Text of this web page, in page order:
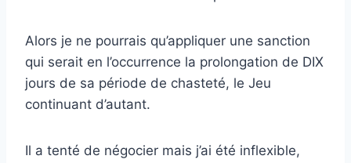
Alors je ne pourrais qu’appliquer une sanction
qui serait en l’occurrence la prolongation de DIX
jours de sa période de chasteté, le Jeu
continuant d’autant.
Il a tenté de négocier mais j’ai été inflexible,